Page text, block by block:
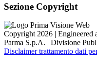
Sezione Copyright
Copyright 2026 | Engineered
Parma S.p.A. | Divisione
Disclaimer trattamento dati